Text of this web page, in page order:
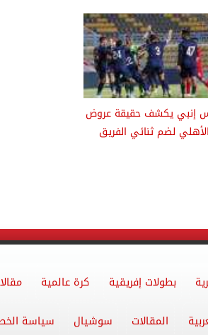
إنبي يكشف حقيقة عروض
الأهلي لضم ثنائي الفريق
بطولات إفريقية كرة عالمية
المقالات سوشيال سياسة